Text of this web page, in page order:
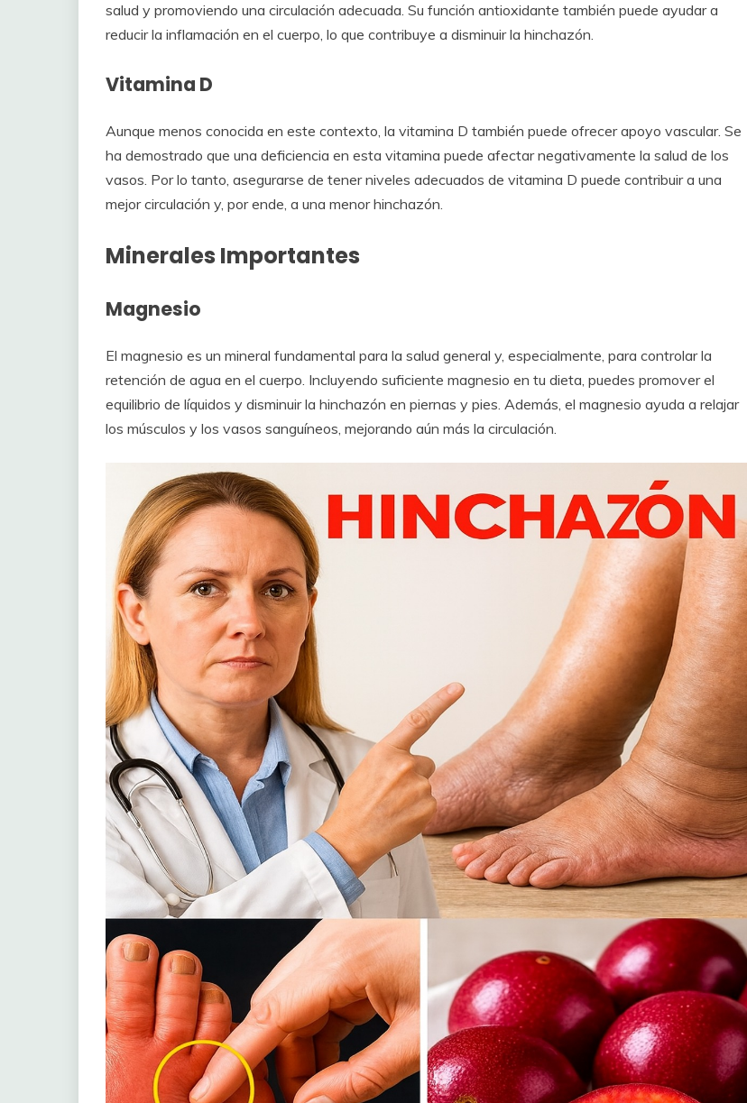
salud y promoviendo una circulación adecuada. Su función antioxidante también puede ayudar a
reducir la inflamación en el cuerpo, lo que contribuye a disminuir la hinchazón.
Vitamina D
Aunque menos conocida en este contexto, la vitamina D también puede ofrecer apoyo vascular. Se
ha demostrado que una deficiencia en esta vitamina puede afectar negativamente la salud de los
vasos. Por lo tanto, asegurarse de tener niveles adecuados de vitamina D puede contribuir a una
mejor circulación y, por ende, a una menor hinchazón.
Minerales Importantes
Magnesio
El magnesio es un mineral fundamental para la salud general y, especialmente, para controlar la
retención de agua en el cuerpo. Incluyendo suficiente magnesio en tu dieta, puedes promover el
equilibrio de líquidos y disminuir la hinchazón en piernas y pies. Además, el magnesio ayuda a relajar
los músculos y los vasos sanguíneos, mejorando aún más la circulación.